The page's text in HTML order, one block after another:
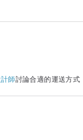
師討論合適的運送方式